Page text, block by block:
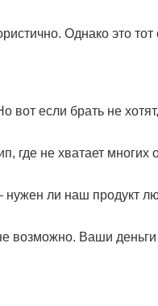
Однако это тот
вот если брать не
где не хватает многих
ли наш продукт
возможно. Ваши